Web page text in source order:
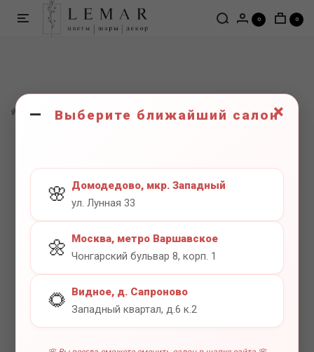
×
Выберите ближайший салон
🌸 Домодедово, мкр. Западный
ул. Лунная 33
🌼
Москва, метро Варшавское
Чонгарский бульвар 8, корп. 1
🌻
Видное, д. Сапроново
Западный квартал, д.6 к.2
0 0
ШАРЫ Цифры Цифра 3 белый